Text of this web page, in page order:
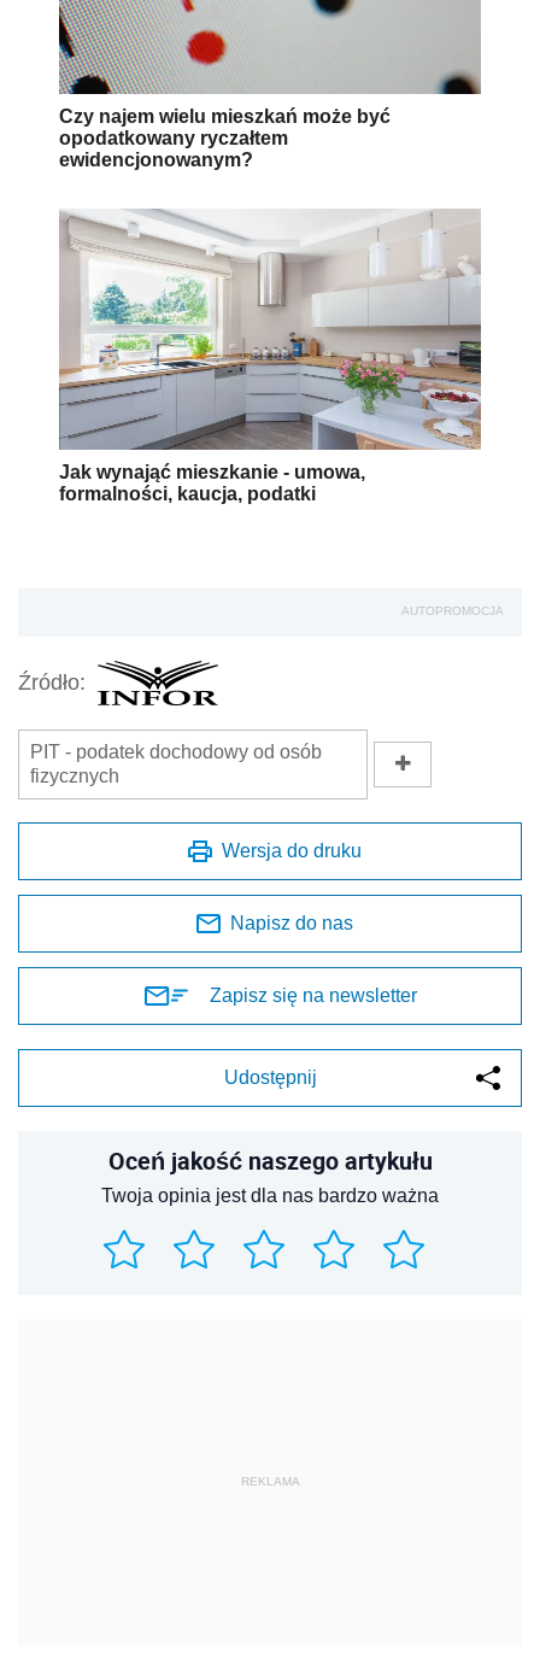
Czy najem wielu mieszkań może być
opodatkowany ryczałtem
ewidencjonowanym?
Jak wynająć mieszkanie - umowa,
formalności, kaucja, podatki
AUTOPROMOCJA
Źródło:
PIT - podatek dochodowy od osób
fizycznych
Wersja do druku
Napisz do nas
Zapisz się na newsletter
Udostępnij
Oceń jakość naszego artykułu
Twoja opinia jest dla nas bardzo ważna
REKLAMA